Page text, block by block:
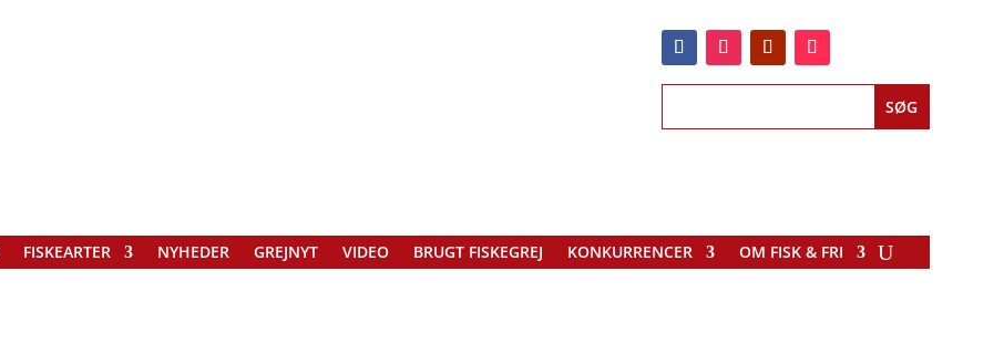
FISKEARTER NYHEDER GREJNYT VIDEO BRUGT FISKEGREJ KONKURRENCER OM FISK & FRI